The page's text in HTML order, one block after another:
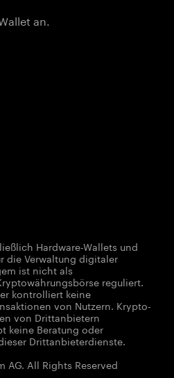
an.
Hardware-Wallets und
die Verwaltung digitaler
ist nicht als
reguliert.
kontrolliert keine
von Nutzern. Krypto-
von Drittanbietern
keine Beratung oder
Drittanbieterdienste.